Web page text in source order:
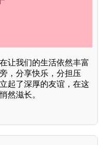
让我们的生活依然丰富
，分享快乐，分担压
起了深厚的友谊，在这
然滋长。